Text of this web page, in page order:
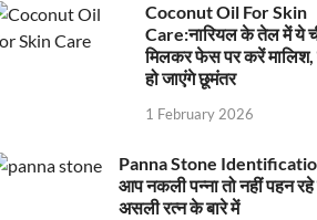
Coconut Oil For Skin
Care:नारियल के तेल में ये
मिलकर फेस पर करें मालिश,
हो जाएंगे छूमंतर
1 February 2026
Panna Stone
आप नकली पन्ना तो नहीं पहन
असली रत्न के बारे में